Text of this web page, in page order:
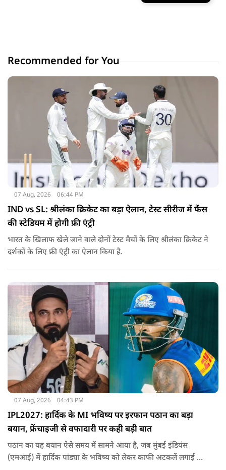
Recommended for You
07 Aug, 2026 06:44 PM
IND vs SL: श्रीलंका क्रिकेट का बड़ा ऐलान, टेस्ट सीरीज में फैंस
की स्टेडियम में होगी फ्री एंट्री
भारत के खिलाफ खेले जाने वाले दोनों टेस्ट मैचों के लिए श्रीलंका क्रिकेट ने
दर्शकों के लिए फ्री एंट्री का ऐलान किया है.
07 Aug, 2026 04:43 PM
IPL2027: हार्दिक के MI भविष्य पर इरफान पठान का बड़ा
बयान, फ्रेंचाइजी से वफादारी पर कही बड़ी बात
पठान का यह बयान ऐसे समय में सामने आया है, जब मुंबई इंडियंस
(एमआई) में हार्दिक पांड्या के भविष्य को लेकर काफी अटकलें लगाई जा